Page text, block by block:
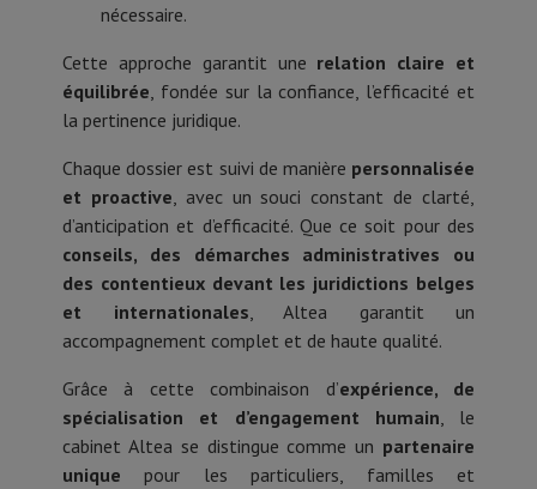
nécessaire.
Cette approche garantit une relation claire et
équilibrée, fondée sur la confiance, l’efficacité et
la pertinence juridique.
Chaque dossier est suivi de manière personnalisée
et proactive, avec un souci constant de clarté,
d’anticipation et d’efficacité. Que ce soit pour des
conseils, des démarches administratives ou
des contentieux devant les juridictions belges
et internationales, Altea garantit un
accompagnement complet et de haute qualité.
Grâce à cette combinaison d’expérience, de
spécialisation et d’engagement humain, le
cabinet Altea se distingue comme un partenaire
unique pour les particuliers, familles et